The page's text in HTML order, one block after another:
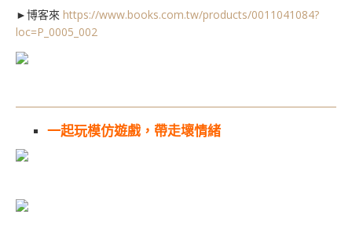
►博客來 https://www.books.com.tw/products/0011041084?
loc=P_0005_002
一起玩模仿遊戲，帶走壞情緒